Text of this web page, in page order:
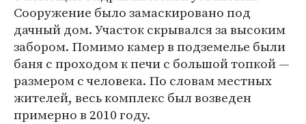
Сооружение было замаскировано под
дачный дом. Участок скрывался за высоким
забором. Помимо камер в подземелье были
баня с проходом к печи с большой топкой —
размером с человека. По словам местных
жителей, весь комплекс был возведен
примерно в 2010 году.